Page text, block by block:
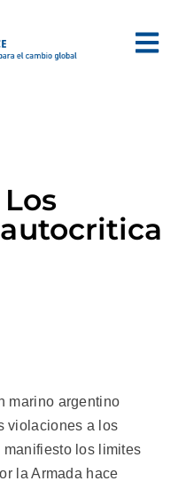
marino argentino
violaciones a los
los limites
la Armada hace